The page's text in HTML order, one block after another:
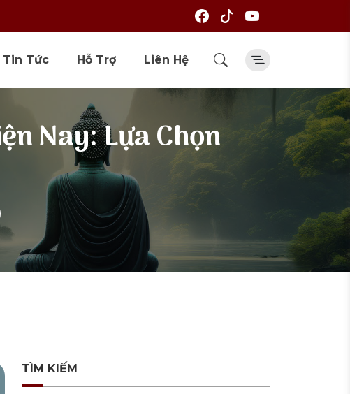
Tin Tức Hỗ Trợ Liên Hệ
Nay: Lựa Chọn
TÌM KIẾM